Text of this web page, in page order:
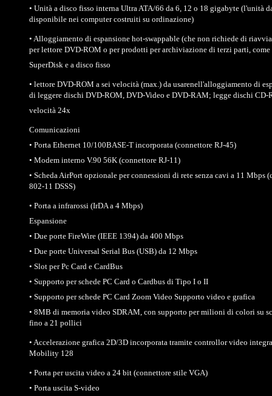
• Unità a disco fisso interna Ultra ATA/66 da 6, 12 o 18 gigabyte (l'unità
disponibile nei computer costruiti su ordinazione)
• Alloggiamento di espansione hot-swappable (che non richiede di
per lettore DVD-ROM o per prodotti per archiviazione di terzi parti,
SuperDisk e a disco fisso
• lettore DVD-ROM a sei velocità (max.) da usarenell'alloggiamento di
di leggere dischi DVD-ROM, DVD-Video e DVD-RAM; legge dischi
velocità 24x
Comunicazioni
• Porta Ethernet 10/100BASE-T incorporata (connettore RJ-45)
• Modem interno V.90 56K (connettore RJ-11)
• Scheda AirPort opzionale per connessioni di rete senza cavi a 11 Mbps
802-11 DSSS)
• Porta a infrarossi (IrDA a 4 Mbps)
Espansione
• Due porte FireWire (IEEE 1394) da 400 Mbps
• Due porte Universal Serial Bus (USB) da 12 Mbps
• Slot per Pc Card e CardBus
• Supporto per schede PC Card o Cardbus di Tipo I o II
• Supporto per schede PC Card Zoom Video Supporto video e grafica
• 8MB di memoria video SDRAM, con supporto per milioni di colori su
fino a 21 pollici
• Accelerazione grafica 2D/3D incorporata tramite controllor video
Mobility 128
• Porta per uscita video a 24 bit (connettore stile VGA)
• Porta uscita S-video